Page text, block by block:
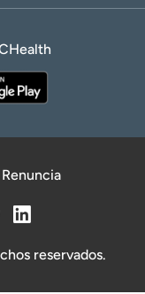
Renuncia
reservados.